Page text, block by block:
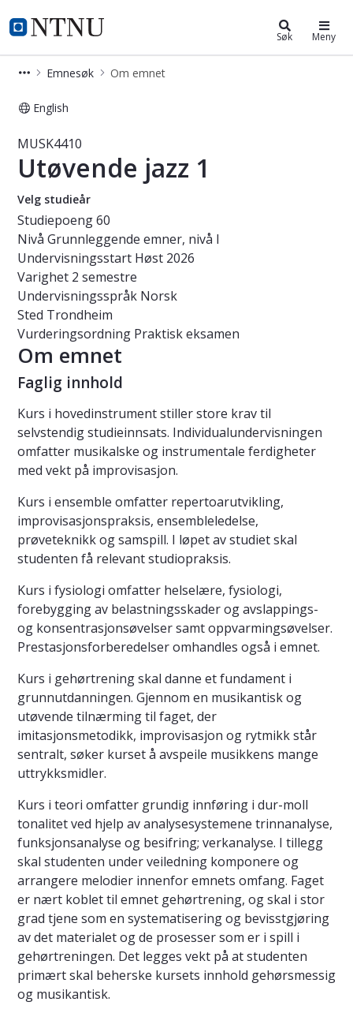
NTNU Hjemmeside
Studier Søk Meny
Emnesøk Om emnet
English
Emne - Utøvende jazz 1 - MUSK4410
MUSK4410
Utøvende jazz 1
Velg studieår
Studiepoeng60
Nivå Grunnleggende emner, nivå I
Undervisningsstart Høst 2026
Varighet 2 semestre
Undervisningsspråk Norsk
Sted Trondheim
Vurderingsordning Praktisk eksamen
Om emnet
Faglig innhold
Kurs i hovedinstrument stiller store krav til
selvstendig studieinnsats. Individualundervisningen
omfatter musikalske og instrumentale ferdigheter
med vekt på improvisasjon.
Kurs i ensemble omfatter repertoarutvikling,
improvisasjonspraksis, ensembleledelse,
prøveteknikk og samspill. I løpet av studiet skal
studenten få relevant studiopraksis.
Kurs i fysiologi omfatter helselære, fysiologi,
forebygging av belastningsskader og avslappings-
og konsentrasjonsøvelser samt oppvarmingsøvelser.
Prestasjonsforberedelser omhandles også i emnet.
Kurs i gehørtrening skal danne et fundament i
grunnutdanningen. Gjennom en musikantisk og
utøvende tilnærming til faget, der
imitasjonsmetodikk, improvisasjon og rytmikk står
sentralt, søker kurset å avspeile musikkens mange
uttrykksmidler.
Kurs i teori omfatter grundig innføring i dur-moll
tonalitet ved hjelp av analysesystemene trinnanalyse,
funksjonsanalyse og besifring; verkanalyse. I tillegg
skal studenten under veiledning komponere og
arrangere melodier innenfor emnets omfang. Faget
er nært koblet til emnet gehørtrening, og skal i stor
grad tjene som en systematisering og bevisstgjøring
av det materialet og de prosesser som er i spill i
gehørtreningen. Det legges vekt på at studenten
primært skal beherske kursets innhold gehørsmessig
og musikantisk.